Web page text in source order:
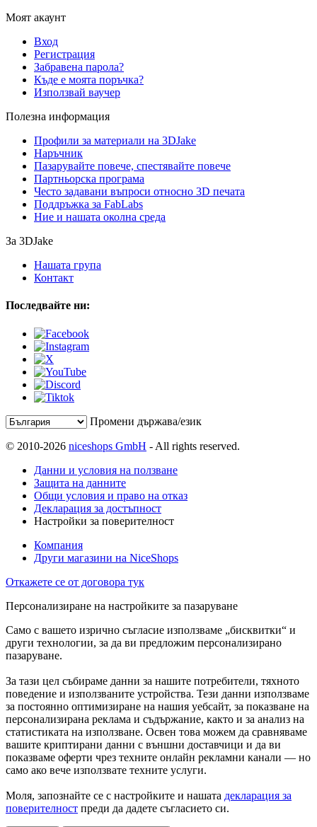
Моят акаунт
Вход
Регистрация
Забравена парола?
Къде е моята поръчка?
Използвай ваучер
Полезна информация
Профили за материали на 3DJake
Наръчник
Пазарувайте повече, спестявайте повече
Партньорска програма
Често задавани въпроси относно 3D печата
Поддръжка за FabLabs
Ние и нашата околна среда
За 3DJake
Нашата група
Контакт
Последвайте ни:
Промени държава/език
© 2010-2026 niceshops GmbH - All rights reserved.
Данни и условия на ползване
Защита на данните
Общи условия и право на отказ
Декларация за достъпност
Настройки за поверителност
Компания
Други магазини на NiceShops
Откажете се от договора тук
Персонализиране на настройките за пазаруване
Само с вашето изрично съгласие използваме „бисквитки“ и
други технологии, за да ви предложим персонализирано
пазаруване.
За тази цел събираме данни за нашите потребители, тяхното
поведение и използваните устройства. Тези данни използваме
за постоянно оптимизиране на нашия уебсайт, за показване на
персонализирана реклама и съдържание, както и за анализ на
статистиката на използване. Освен това можем да сравняваме
вашите криптирани данни с външни доставчици и да ви
показваме оферти чрез техните онлайн рекламни канали — но
само ако вече използвате техните услуги.
Моля, запознайте се с настройките и нашата декларация за
поверителност преди да дадете съгласието си.